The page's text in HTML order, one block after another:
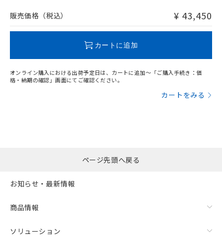
問い合わせください。
販売価格（税込） ¥ 43,450
カートに追加
オンライン購入における出荷予定日は、カートに追加～「ご購入手続き：価
格・納期の確認」画面にてご確認ください。
カートをみる
ページ先頭へ戻る
お知らせ・最新情報
商品情報
ソリューション